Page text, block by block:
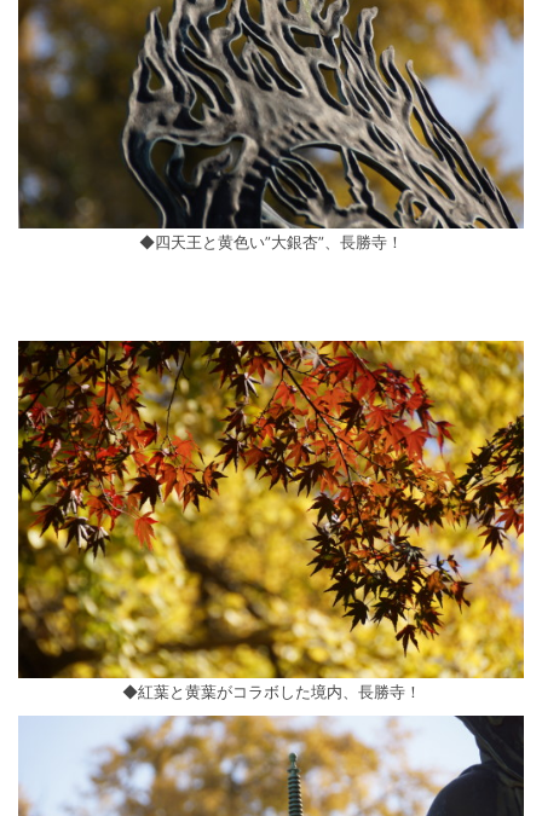
◆四天王と黄色い”大銀杏”、長勝寺！
◆紅葉と黄葉がコラボした境内、長勝寺！